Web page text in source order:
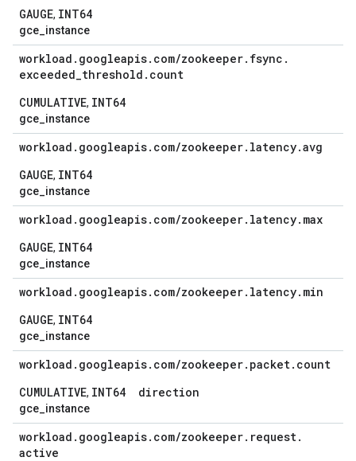
GAUGE, INT64
gce_instance
workload . googleapis. com/zookeeper. fsync .
exceeded_threshold . count
CUMULATIVE, INT64
gce_instance
workload . googleapis. com/zookeeper. latency.avg
GAUGE, INT64
gce_instance
workload . googleapis. com/zookeeper. latency. max
GAUGE, INT64
gce_instance
workload . googleapis. com/zookeeper. latency. min
GAUGE, INT64
gce_instance
workload . googleapis. com/zookeeper. packet. count
CUMULATIVE, INT64
gce_instance
direction
workload . googleapis. com/zookeeper. request.
active